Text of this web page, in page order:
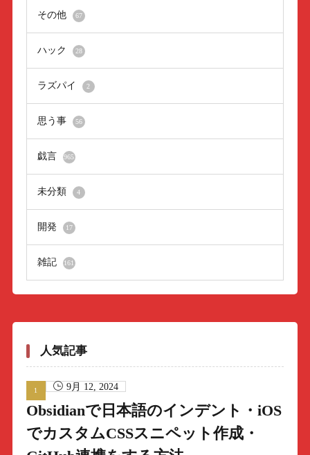
その他 67
ハック 28
ラズパイ 2
思う事 56
戯言 965
未分類 4
開発 17
雑記 161
人気記事
9月 12, 2024
Obsidianで日本語のインデント・iOS
でカスタムCSSスニペット作成・